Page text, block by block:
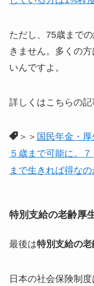
ただし、75歳まで
きません。多くの
いんですよ。
詳しくはこちらの記
＞＞ 国民年金・
５歳まで可能に。
まで生きれば得なの
特別支給の老齢厚
最後は特別支給の
日本の社会保険制